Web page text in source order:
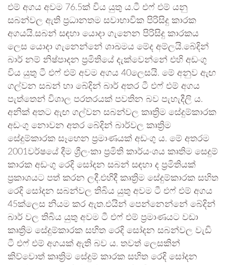
එම් අගය අවම 76.5ක් විය යුතු ය.ටී එෆ් එම් යනු
සබන්වල ඇති ප්‍රධානතම සවාභාවික පිරිසිදු කාරක
අගයයි.සබන් සඳහා යොදා ගැනෙන පිරිසිදු කාරකය
ලෙස යොදා ගැනෙන්නේ ශාඛමය මේද අම්ලයි.බේදින්
බාර් නම් නිෂ්පාදන ප්‍රමිතියේ දැක්වෙන්නේ එහි අඩංගු
විය යුතු ටී එෆ් එම් අවම අගය 40ලෙසයි. මේ අනුව ඇඟ
ගල්වන සබන් හා බේදින් බාර් අතර ටී එෆ් එම් අගය
පැත්තෙන් විශාල පරතරයක් පවතින බව පැහැදීලි ය.
අනික් අතට ඇඟ ගල්වන සබන්වල කෘත්‍රිම සේදුම්කාරක
අඩංගු නොවන අතර බේදින් බාර්වල කෘත්‍රිම
සේදුම්කාරක සෑහෙන ප්‍රමාණයක් අඩංගු ය. මේ අතරම
2001වර්ෂයේ දීම ශ්‍රීලංකා ප්‍රමිති කාර්යංශය කෘතිම සෙදුම්
කාරක අඩංගු රෙදි සෝදන සබන් සඳහා ද ප්‍රමිතියක්
ප්‍රකාශයට පත් කරන ලදී.එහිදී කෘත්‍රිම සේදුම්කාරක සහිත
රෙදි සෝදන සබන්වල තිබිය යුතු අවම ටී එෆ් එම් අගය
45ක්ලෙස නියම කර ඇත.එයින් පෙන්නෙන්නේ බේදින්
බාර් වල තිබිය යුතු අවම ටී එෆ් එම් ප්‍රමාණයට වඩා
කෘත්‍රිම සේදුම්කාරක සහිත රෙදි සෝදන සබන්වල වැඩි
ටී එෆ් එම් අගයක් ඇති බව ය. තවත් ලෙසකින්
කිව්වොත් කෘත්‍රිම සේදුම් කාරක සහිත රෙදි සෝදන